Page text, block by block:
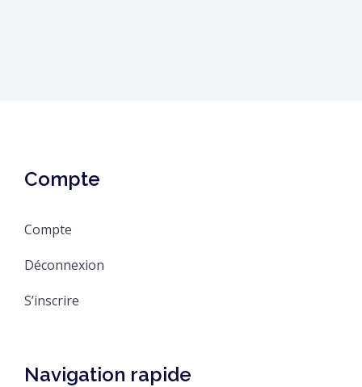
Compte
Compte
Déconnexion
S’inscrire
Navigation rapide